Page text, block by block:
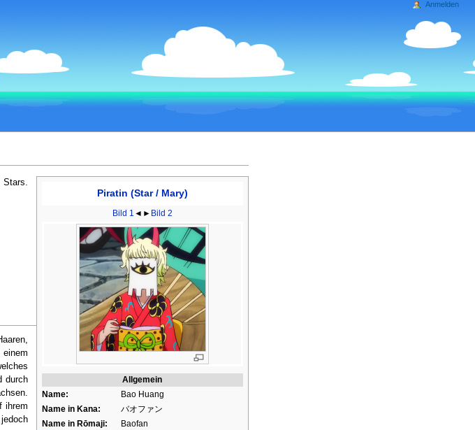
Piratin (Star / Mary)
Bild 1 ◄► Bild 2
Allgemein
Name:
Bao Huang
Name in Kana:
バオファン
Name in Rōmaji:
Baofan
einem
durch
ihrem
Anmelden